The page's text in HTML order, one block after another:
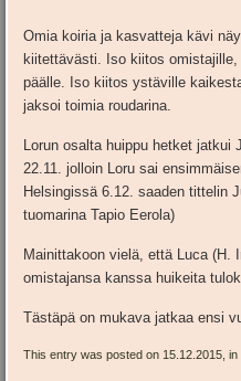
Omia koiria ja kasvatteja kävi
kiitettävästi. Iso kiitos
päälle. Iso kiitos ystäville
jaksoi toimia roudarina.
Lorun osalta huippu hetket
22.11. jolloin Loru sai
Helsingissä 6.12. saaden tittelin
tuomarina Tapio Eerola)
Mainittakoon vielä, että Luca (H.
omistajansa kanssa huikeita
Tästäpä on mukava jatkaa ensi
This entry was posted on 15.12.2015, in